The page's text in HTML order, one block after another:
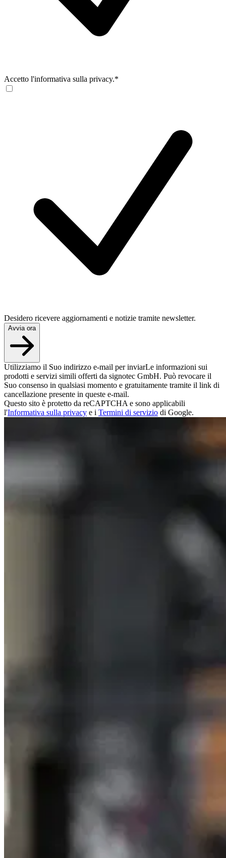
Accetto l'informativa sulla privacy.*
Desidero ricevere aggiornamenti e notizie tramite newsletter.
Avvia ora
Utilizziamo il Suo indirizzo e-mail per inviarLe informazioni sui
prodotti e servizi simili offerti da signotec GmbH. Può revocare il
Suo consenso in qualsiasi momento e gratuitamente tramite il link di
cancellazione presente in queste e-mail.
Questo sito è protetto da reCAPTCHA e sono applicabili
l'Informativa sulla privacy e i Termini di servizio di Google.